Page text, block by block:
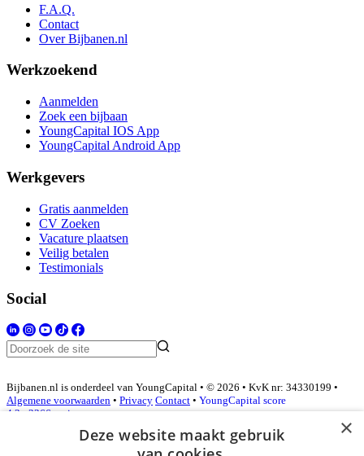
F.A.Q.
Contact
Over Bijbanen.nl
Werkzoekend
Aanmelden
Zoek een bijbaan
YoungCapital IOS App
YoungCapital Android App
Werkgevers
Gratis aanmelden
CV Zoeken
Vacature plaatsen
Veilig betalen
Testimonials
Social
Bijbanen.nl is onderdeel van YoungCapital • © 2026 • KvK nr: 34330199 •
Algemene voorwaarden • Privacy Contact • YoungCapital score
4.3 - 3366 reviews
×
Deze website maakt gebruik